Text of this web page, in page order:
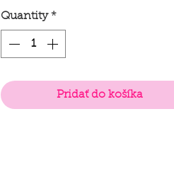
Quantity *
Pridať do košíka